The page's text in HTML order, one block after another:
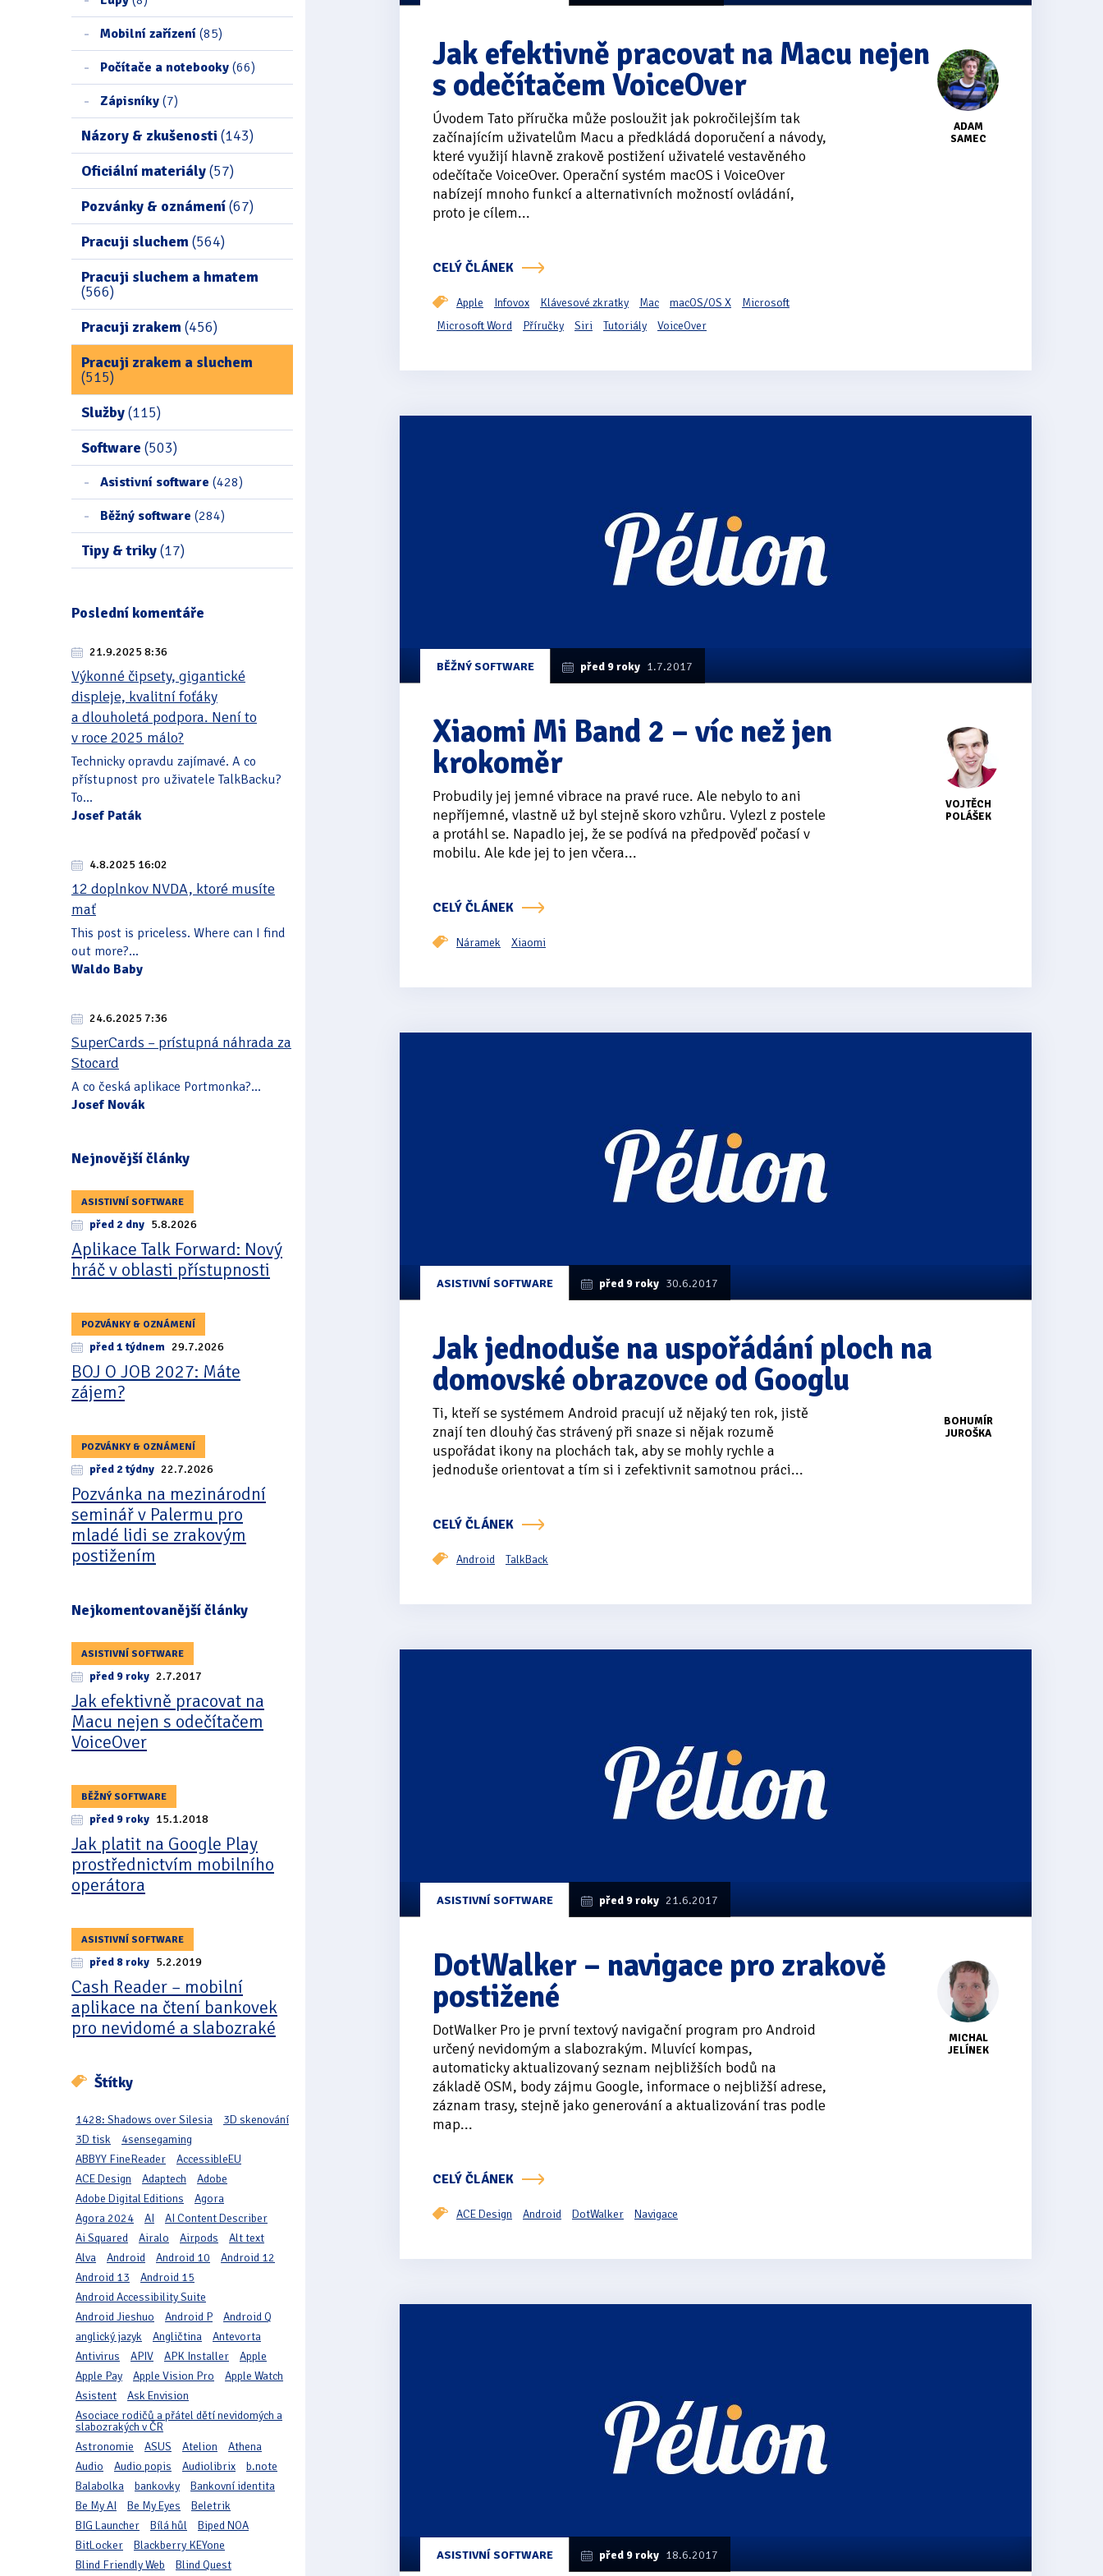
Mobilní zařízení (85)
Počítače a notebooky (66)
Zápisníky (7)
Názory & zkušenosti (143)
Oficiální materiály(57)
Pozvánky & oznámení(67)
Pracuji sluchem(564)
Pracuji sluchem a hmatem
(566)
Pracuji zrakem(456)
Pracuji zrakem a sluchem
(515)
Služby(115)
Software (503)
Asistivní software (428)
Běžný software (284)
Tipy & triky(17)
Poslední komentáře
21.9.2025 8:36
Výkonné čipsety, gigantické
displeje, kvalitní foťáky
a dlouholetá podpora. Není to
v roce 2025 málo?
Technicky opravdu zajímavé. A co
přístupnost pro uživatele TalkBacku?
To...
Josef Paták
4.8.2025 16:02
12 doplnkov NVDA, ktoré musíte
mať
This post is priceless. Where can I find
out more?...
Waldo Baby
24.6.2025 7:36
SuperCards – prístupná náhrada za
Stocard
A co česká aplikace Portmonka?...
Josef Novák
Nejnovější články
ASISTIVNÍ SOFTWARE
před 2 dny 5.8.2026
Aplikace Talk Forward: Nový
hráč v oblasti přístupnosti
POZVÁNKY & OZNÁMENÍ
před 1 týdnem 29.7.2026
BOJ O JOB 2027: Máte
zájem?
POZVÁNKY & OZNÁMENÍ
před 2 týdny 22.7.2026
Pozvánka na mezinárodní
seminář v Palermu pro
mladé lidi se zrakovým
postižením
Nejkomentovanější články
ASISTIVNÍ SOFTWARE
před 9 roky 2.7.2017
Jak efektivně pracovat na
Macu nejen s odečítačem
VoiceOver
BĚŽNÝ SOFTWARE
před 9 roky 15.1.2018
Jak platit na Google Play
prostřednictvím mobilního
operátora
ASISTIVNÍ SOFTWARE
před 8 roky 5.2.2019
Cash Reader – mobilní
aplikace na čtení bankovek
pro nevidomé a slabozraké
Štítky
1428: Shadows over Silesia
3D skenování
3D tisk
4sensegaming
ABBYY FineReader
AccessibleEU
ACE Design
Adaptech
Adobe
Adobe Digital Editions
Agora
Agora 2024
AI
AI Content Describer
Ai Squared
Airalo Airpods
Alt text
Alva
Android Android 10
Android 12
Android 13
Android 15
Android Accessibility Suite
Android Jieshuo
Android P
Android Q
anglický jazyk
Angličtina
Antevorta
Antivirus
APIV APK Installer
Apple
Apple Pay
Apple Vision Pro
Apple Watch
Asistent
Ask Envision
Asociace rodičů a přátel dětí nevidomých a
slabozrakých v ČR
Astronomie
ASUS Atelion
Athena
Audio
Audio popis Audiolibrix
b.note
Balabolka
bankovky
Bankovní identita
Be My AI
Be My Eyes
Beletrik
BIG Launcher
Bílá hůl
Biped NOA
BitLocker
Blackberry KEYone
Blind Friendly Web
Blind Quest
ADAM
SAMEC
Jak efektivně pracovat na Macu nejen
s odečítačem VoiceOver
Úvodem Tato příručka může posloužit jak pokročilejším tak
začínajícím uživatelům Macu a předkládá doporučení a návody,
které využijí hlavně zrakově postižení uživatelé vestavěného
odečítače VoiceOver. Operační systém macOS i VoiceOver
nabízejí mnoho funkcí a alternativních možností ovládání,
proto je cílem...
CELÝ ČLÁNEK
Apple Infovox Klávesové zkratky Mac macOS/OS X
Microsoft
Microsoft Word
Příručky Siri Tutoriály VoiceOver
BĚŽNÝ SOFTWARE před 9 roky 1.7.2017
VOJTĚCH
POLÁŠEK
Xiaomi Mi Band 2 – víc než jen
krokoměr
Probudily jej jemné vibrace na pravé ruce. Ale nebylo to ani
nepříjemné, vlastně už byl stejně skoro vzhůru. Vylezl z postele
a protáhl se. Napadlo jej, že se podívá na předpověď počasí v
mobilu. Ale kde jej to jen včera...
CELÝ ČLÁNEK
Náramek Xiaomi
ASISTIVNÍ SOFTWARE před 9 roky 30.6.2017
BOHUMÍR
JUROŠKA
Jak jednoduše na uspořádání ploch na
domovské obrazovce od Googlu
Ti, kteří se systémem Android pracují už nějaký ten rok, jistě
znají ten dlouhý čas strávený při snaze si nějak rozumě
uspořádat ikony na plochách tak, aby se mohly rychle a
jednoduše orientovat a tím si i zefektivnit samotnou práci...
CELÝ ČLÁNEK
Android TalkBack
ASISTIVNÍ SOFTWARE před 9 roky 21.6.2017
MICHAL
JELÍNEK
DotWalker – navigace pro zrakově
postižené
DotWalker Pro je první textový navigační program pro Android
určený nevidomým a slabozrakým. Mluvící kompas,
automaticky aktualizovaný seznam nejbližších bodů na
základě OSM, body zájmu Google, informace o nejbližší adrese,
záznam trasy, stejně jako generování a aktualizování tras podle
map...
CELÝ ČLÁNEK
ACE Design Android DotWalker Navigace
ASISTIVNÍ SOFTWARE před 9 roky 18.6.2017